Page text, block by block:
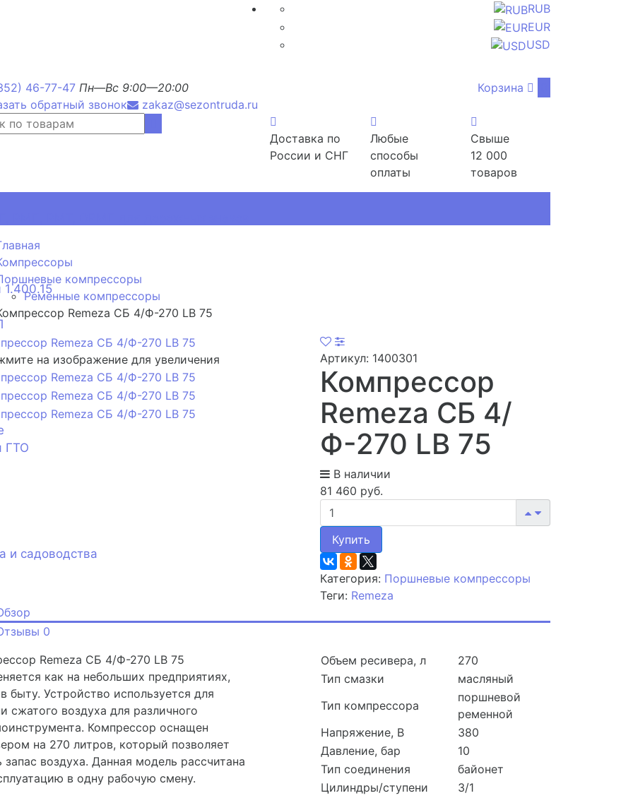
RUB
EUR
USD
46-77-47 Пн—Вс 9:00—20:00
обратный звонок
zakaz@sezontruda.ru
Корзина
Доставка по
России и СНГ
Любые
способы
оплаты
Свыше
12 000
товаров
ГТО
и садоводства
компрессоры
Ременные компрессоры
Remeza СБ 4/Ф-270 LB 75
на изображение для увеличения Артикул: 1400301
Компрессор
Remeza СБ 4/
Ф-270 LB 75
В наличии
81 460 руб.
Купить
Категория: Поршневые компрессоры
Теги: Remeza
0
Remeza СБ 4/Ф-270 LB 75
как на небольших предприятиях,
быту. Устройство используется для
сжатого воздуха для различного
Компрессор оснащен
на 270 литров, который позволяет
запас воздуха. Данная модель рассчитана
в одну рабочую смену.
Объем ресивера, л
270
Тип смазки
масляный
Тип компрессора
поршневой
ременной
Напряжение, В
380
Давление, бар
10
Тип соединения
байонет
Цилиндры/ступени
3/1